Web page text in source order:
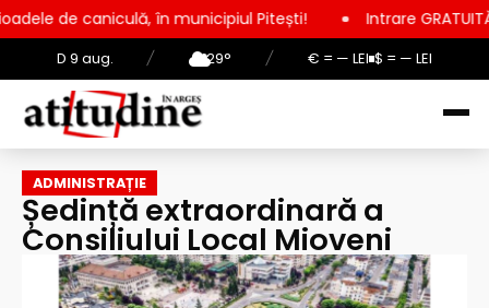
D 9 aug. / 29° / € = — LEI $ = — LEI
în municipiul Pitești! Intrare GRATUITĂ pentru
ADMINISTRAȚIE
Ședință extraordinară a
Consiliului Local Mioveni